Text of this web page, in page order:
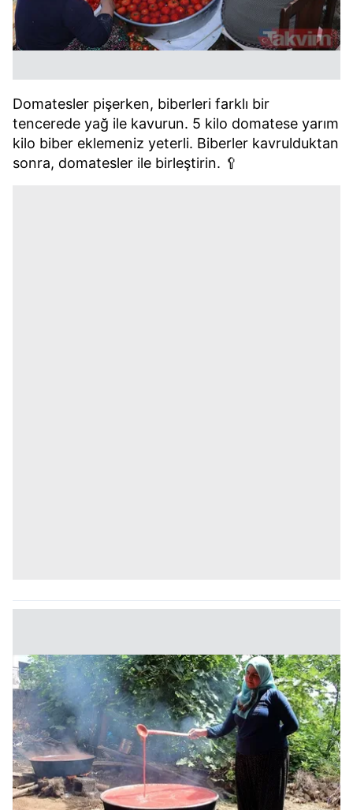
Domatesler pişerken, biberleri farklı bir
tencerede yağ ile kavurun. 5 kilo domatese yarım
kilo biber eklemeniz yeterli. Biberler kavrulduktan
sonra, domatesler ile birleştirin. 🥄